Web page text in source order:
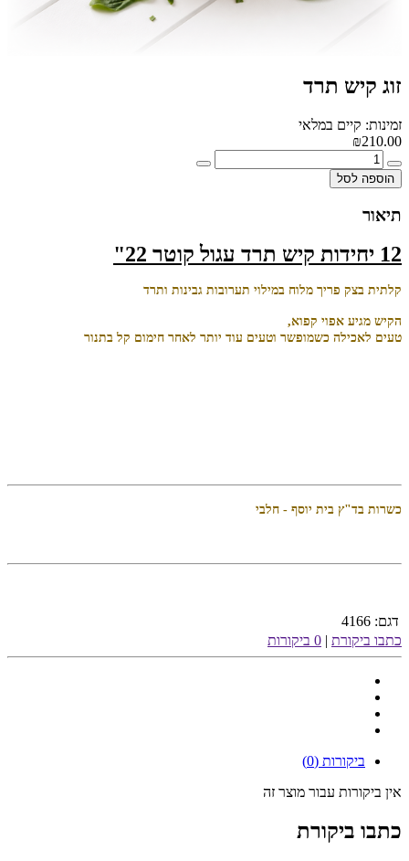
זוג קיש תרד
זמינות: קיים במלאי
₪210.00
הוספה לסל
תיאור
12 יחידות קיש תרד עגול קוטר 22"
קלתית בצק פריך מלוח במילוי תערובות גבינות ותרד
הקיש מגיע אפוי קפוא,
טעים לאכילה כשמופשר וטעים עוד יותר לאחר חימום קל בתנור
כשרות בד"ץ בית יוסף - חלבי
דגם: 4166
כתבו ביקורת | 0 ביקורות
ביקורות (0)
אין ביקורות עבור מוצר זה
כתבו ביקורת